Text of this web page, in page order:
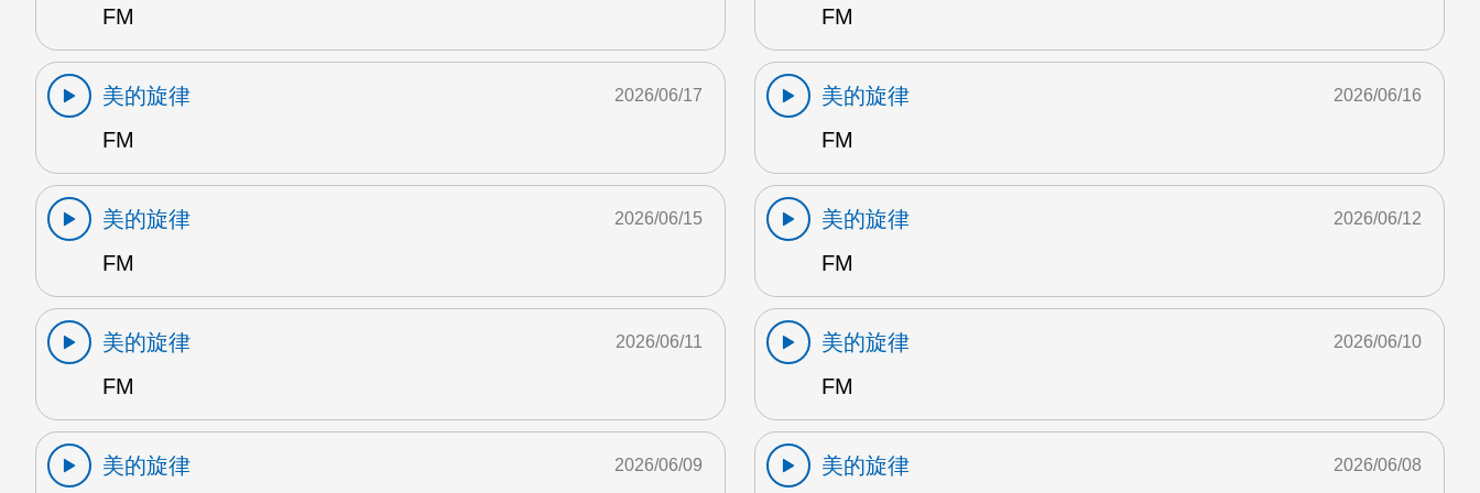
FM FM
美的旋律
FM
2026/06/17
美的旋律
FM
2026/06/16
美的旋律
FM
2026/06/15
美的旋律
FM
2026/06/12
美的旋律
FM
2026/06/11
美的旋律
FM
2026/06/10
美的旋律 2026/06/09 美的旋律 2026/06/08